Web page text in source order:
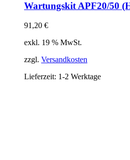
Wartungskit APF20/50
91,20 €
exkl. 19 % MwSt.
zzgl. Versandkosten
Lieferzeit: 1-2 Werktage